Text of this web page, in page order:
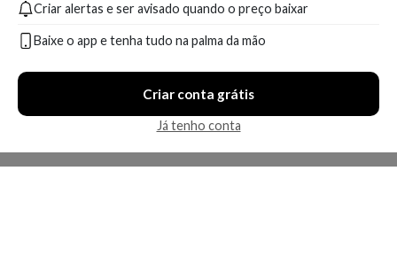
Criar alertas e ser avisado quando o preço baixar
Baixe o app e tenha tudo na palma da mão
Criar conta grátis
Já tenho conta